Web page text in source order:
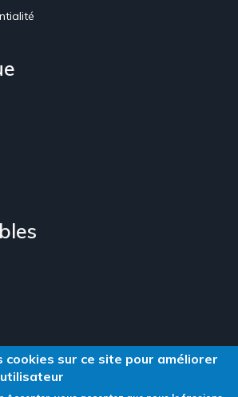
cookies sur ce site pour améliorer